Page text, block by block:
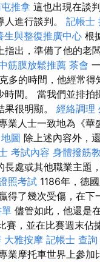
推拿 這也出現在談
人進行談判。 記帳士
生與整復推廣中心 根
指出，準備了他的老
筋膜放鬆推薦 茶會
多的時間，他經常
時間。 當我們並排拍
果很明顯。 經絡調理
業人士一致地為《華
圖 除上述內容外，
考試內容 身體撥筋
長處或其他職業主題
照考試 1186年，德
得了幾次受傷，在下
儘管如此，他還是
賽，並在比賽週末佔
大雅按摩 記帳士 查詢
業摩托車世界上參加